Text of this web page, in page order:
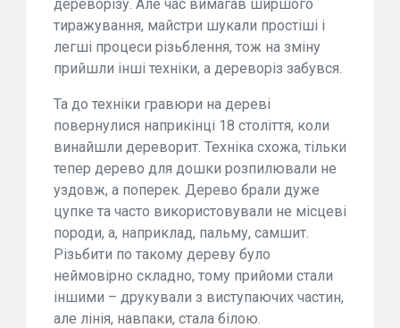
дереворізу. Але час вимагав ширшого
тиражування, майстри шукали простіші і
легші процеси різьблення, тож на зміну
прийшли інші техніки, а дереворіз забувся.
Та до техніки гравюри на дереві
повернулися наприкінці 18 століття, коли
винайшли дереворит. Техніка схожа, тільки
тепер дерево для дошки розпилювали не
уздовж, а поперек. Дерево брали дуже
цупке та часто використовували не місцеві
породи, а, наприклад, пальму, самшит.
Різьбити по такому дереву було
неймовірно складно, тому прийоми стали
іншими – друкували з виступаючих частин,
але лінія, навпаки, стала білою.